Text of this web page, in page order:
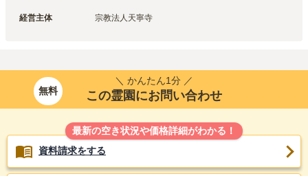
経営主体 宗教法人天寧寺
無料
＼ かんたん1分 ／
この霊園にお問い合わせ
最新の空き状況や価格詳細がわかる！
資料請求をする